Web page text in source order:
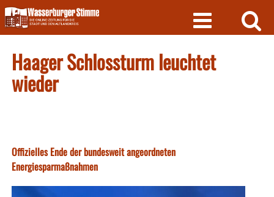
Skip
to
content
Haager Schlossturm leuchtet
wieder
Offizielles Ende der bundesweit angeordneten
Energiesparmaßnahmen